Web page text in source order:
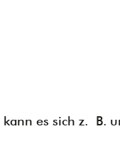
es sich z. B.